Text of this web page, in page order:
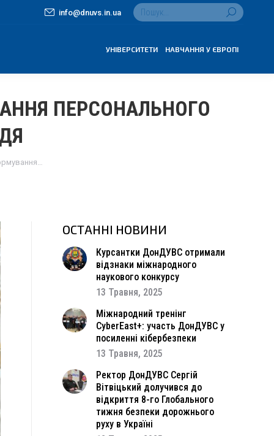
info@dnuvs.in.ua Search:
УНІВЕРСИТЕТИ НАВЧАННЯ У ЄВРОПІ
ПЕРСОНАЛЬНОГО
ОСТАННІ НОВИНИ
Курсантки ДонДУВС отримали
відзнаки міжнародного
наукового конкурсу
13 Травня, 2025
Міжнародний тренінг
CyberEast+: участь ДонДУВС у
посиленні кібербезпеки
13 Травня, 2025
Ректор ДонДУВС Сергій
Вітвіцький долучився до
відкриття 8-го Глобального
тижня безпеки дорожнього
руху в Україні